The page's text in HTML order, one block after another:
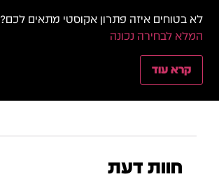
לא בטוחים איזה פתרון אקוסטי מתאים לכם?
המלא לבחירה נכונה
קרא עוד
חוות דעת